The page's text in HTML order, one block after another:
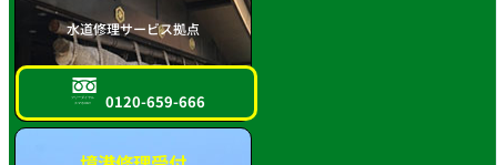
水道修理サービス拠点
フリーダイヤル
スマホOK!! 0120-659-666